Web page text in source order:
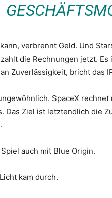
verbrennt Geld. Und
die Rechnungen jetzt.
Zuverlässigkeit, bricht das
SpaceX
Das Ziel ist letztendlich die
auch mit Blue Origin.
kam durch.